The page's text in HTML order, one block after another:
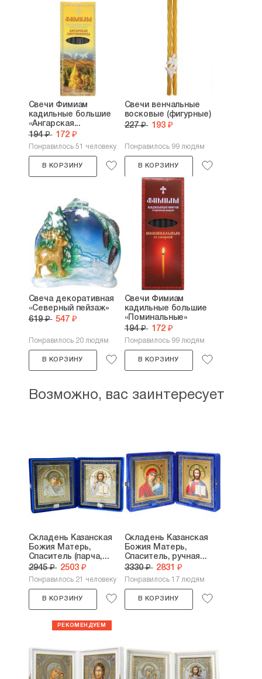
Свечи Фимиам
кадильные большие
«Ангарская...
194 ₽ 172 ₽
Понравилось 51 человеку
В КОРЗИНУ
Свечи венчальные
восковые (фигурные)
227 ₽ 193 ₽
Понравилось 99 людям
В КОРЗИНУ
Свеча декоративная
«Северный пейзаж»
619 ₽ 547 ₽
Понравилось 20 людям
В КОРЗИНУ
Свечи Фимиам
кадильные большие
«Поминальные»
194 ₽ 172 ₽
Понравилось 99 людям
В КОРЗИНУ
Возможно, вас заинтересует
Складень Казанская
Божия Матерь,
Спаситель (парча,...
2945 ₽ 2503 ₽
Понравилось 21 человеку
В КОРЗИНУ
Складень Казанская
Божия Матерь,
Спаситель, ручная...
3330 ₽ 2831 ₽
Понравилось 17 людям
В КОРЗИНУ